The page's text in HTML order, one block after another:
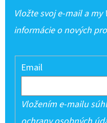
Vložte svoj e-mail a
informácie o nových
Email
Vložením e-mailu